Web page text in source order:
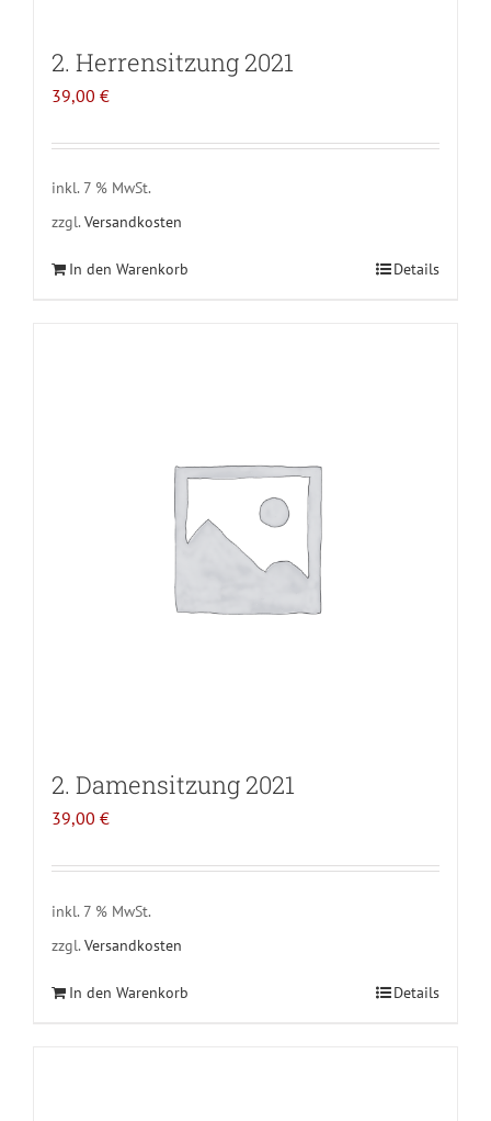
2. Herrensitzung 2021
39,00 €
inkl. 7 % MwSt.
zzgl. Versandkosten
In den Warenkorb Details
2. Damensitzung 2021
39,00 €
inkl. 7 % MwSt.
zzgl. Versandkosten
In den Warenkorb Details